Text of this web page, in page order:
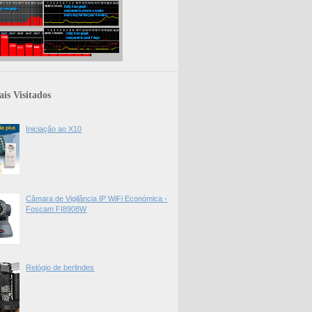
Visitados
Iniciação ao X10
Câmara de Vigilância IP WiFi Económica -
Foscam FI8908W
Relógio de berlindes